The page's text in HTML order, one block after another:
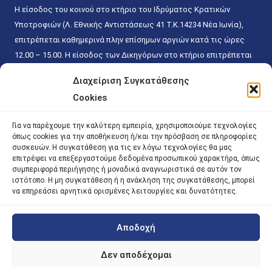
Διαχείριση Συγκατάθεσης
Cookies
Για να παρέχουμε την καλύτερη εμπειρία, χρησιμοποιούμε τεχνολογίες
όπως cookies για την αποθήκευση ή/και την πρόσβαση σε πληροφορίες
συσκευών. Η συγκατάθεση για τις εν λόγω τεχνολογίες θα μας
επιτρέψει να επεξεργαστούμε δεδομένα προσωπικού χαρακτήρα, όπως
συμπεριφορά περιήγησης ή μοναδικά αναγνωριστικά σε αυτόν τον
ιστότοπο. Η μη συγκατάθεση ή η ανάκληση της συγκατάθεσης, μπορεί
να επηρεάσει αρνητικά ορισμένες λειτουργίες και δυνατότητες.
Αποδοχή
Δεν αποδέχομαι
Η είσοδος του κοινού στο κτήριο του Ιδρύματος Κρατικών
Υποτροφιών (Λ. Εθνικής Αντιστάσεως 41 T.K.14234 Νέα Ιωνία),
επιτρέπεται καθημερινά πλην επίσημων αργιών κατά τις ώρες
12.00 – 15.00. Η είσοδος των Δικηγόρων στο κτήριο επιτρέπεται
κάθε εργάσιμη ημέρα και ώρα χωρίς κανέναν χρονικό ή άλλο
περιορισμό. Η είσοδος του κοινού ειδικά στο γραφείο του
15.00. Η εξυπηρέτηση του κοινού πραγματοποιείται βάσει των
παγίων ισχυουσών διατάξεων. Για την αποφυγή συνωστισμού
εντός του εσωτερικού χώρου εξυπηρέτησης και αναμονής του
κοινού, η εξυπηρέτησή του δύναται να πραγματοποιείται κατόπιν
προγραμματισμένου ραντεβού.
| iky.gr | All Rights Reserved
Designed and Developed by ACM Digital